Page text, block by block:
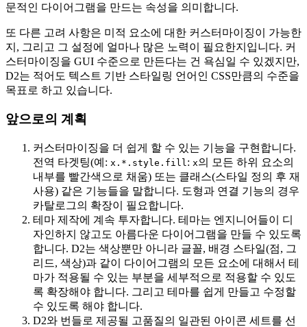
문적인 다이어그램을 만드는 속성을 의미합니다.
또 다른 고려 사항은 미적 요소에 대한 커스터마이징이 가능한
지, 그리고 그 설정에 얼마나 많은 노력이 필요한지입니다. 커
스터마이징을 GUI 수준으로 만든다는 건 욕심일 수 있겠지만,
D2는 적어도 텍스트 기반 스타일링 언어인 CSS만큼의 수준을
목표로 하고 있습니다.
앞으로의 계획
커스터마이징을 더 쉽게 할 수 있는 기능을 구현합니다.
전역 타겟팅(예: x.*.style.fill : x의 모든 하위 요소의
내부를 빨간색으로 채움) 또는 클래스(스타일 정의 후 재
사용) 같은 기능들을 말합니다. 도형과 연결 기능의 경우
카탈로그의 확장이 필요합니다.
테마 제작에 계속 투자합니다. 테마는 엔지니어들이 디
자인하지 않고도 아름다운 다이어그램을 만들 수 있도록
합니다. D2는 색상뿐만 아니라 글꼴, 배경 스타일(점, 그
리드, 색상)과 같이 다이어그램의 모든 요소에 대해서 테
마가 적용될 수 있는 부분을 세부적으로 적용할 수 있도
록 확장해야 합니다. 그리고 테마를 쉽게 만들고 수정할
수 있도록 해야 합니다.
D2와 번들로 제공될 고품질의 일관된 아이콘 세트를 선